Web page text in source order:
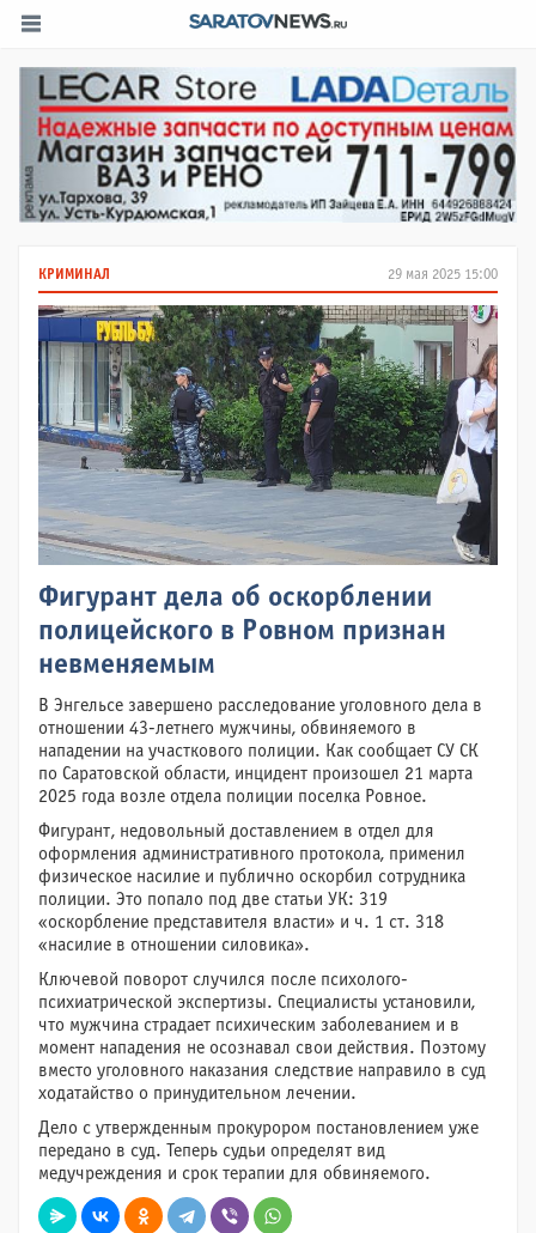
29 мая 2025 15:00
КРИМИНАЛ
Фигурант дела об оскорблении
полицейского в Ровном признан
невменяемым
В Энгельсе завершено расследование уголовного дела в
отношении 43-летнего мужчины, обвиняемого в
нападении на участкового полиции. Как сообщает СУ СК
по Саратовской области, инцидент произошел 21 марта
2025 года возле отдела полиции поселка Ровное.
Фигурант, недовольный доставлением в отдел для
оформления административного протокола, применил
физическое насилие и публично оскорбил сотрудника
полиции. Это попало под две статьи УК: 319
«оскорбление представителя власти» и ч. 1 ст. 318
«насилие в отношении силовика».
Ключевой поворот случился после психолого-
психиатрической экспертизы. Специалисты установили,
что мужчина страдает психическим заболеванием и в
момент нападения не осознавал свои действия. Поэтому
вместо уголовного наказания следствие направило в суд
ходатайство о принудительном лечении.
Дело с утвержденным прокурором постановлением уже
передано в суд. Теперь судьи определят вид
медучреждения и срок терапии для обвиняемого.